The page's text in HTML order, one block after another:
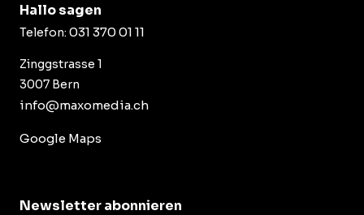
Hallo sagen
Telefon: 031 370 01 11
Zinggstrasse 1
3007 Bern
info@maxomedia.ch
Google Maps
Newsletter abonnieren